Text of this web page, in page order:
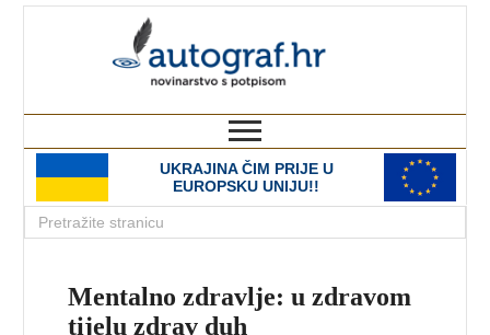
UKRAJINA ČIM PRIJE U
EUROPSKU UNIJU!!
Mentalno zdravlje: u zdravom
tijelu zdrav duh